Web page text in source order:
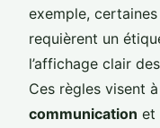
exemple,
requièrent un
l’affichage clair
Ces règles visent
communication et